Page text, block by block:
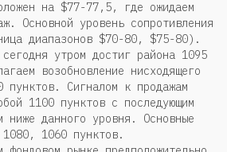
на $77-77,5, где ожидаем
Основной уровень сопротивления
диапазонов $70-80, $75-80).
утром достиг района 1095
возобновление нисходящего
пунктов. Сигналом к продажам
1100 пунктов с последующим
ниже данного уровня. Основные
1060 пунктов.